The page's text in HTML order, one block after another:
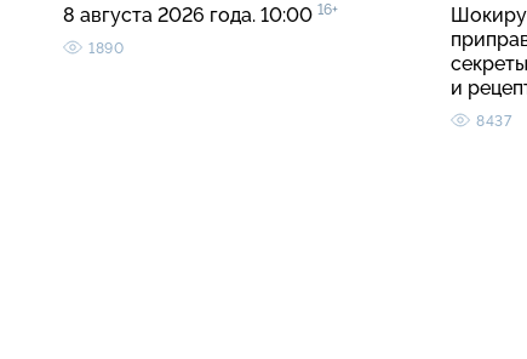
8 августа 2026 года. 10:00 16+
1890
и
8437